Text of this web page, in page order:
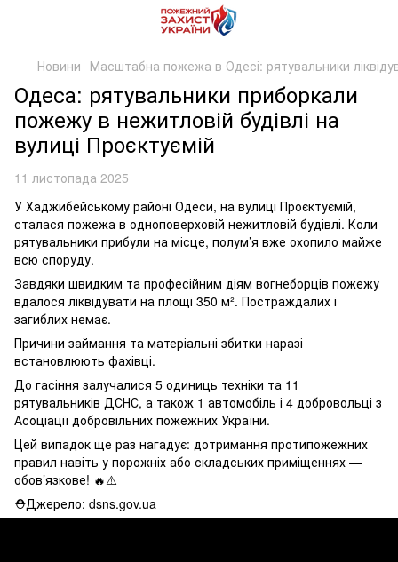
Новини Масштабна пожежа в Одесі: рятувальники
Одеса: рятувальники приборкали
пожежу в нежитловій будівлі на
вулиці Проєктуємій
11 листопада 2025
У Хаджибейському районі Одеси, на вулиці Проєктуємій,
сталася пожежа в одноповерховій нежитловій будівлі. Коли
рятувальники прибули на місце, полум’я вже охопило майже
всю споруду.
Завдяки швидким та професійним діям вогнеборців пожежу
вдалося ліквідувати на площі 350 м². Постраждалих і
загиблих немає.
Причини займання та матеріальні збитки наразі
встановлюють фахівці.
До гасіння залучалися 5 одиниць техніки та 11
рятувальників ДСНС, а також 1 автомобіль і 4 добровольці з
Асоціації добровільних пожежних України.
Цей випадок ще раз нагадує: дотримання протипожежних
правил навіть у порожніх або складських приміщеннях —
обов’язкове! 🔥⚠️
⛑Джерело: dsns.gov.ua